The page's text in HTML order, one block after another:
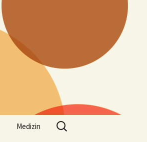
Medizin
Suchen
nach: